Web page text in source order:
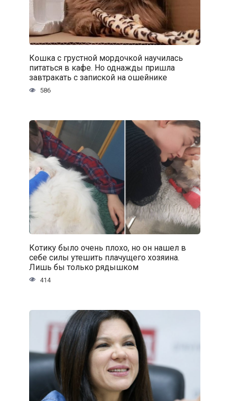
Кошка с грустной мордочкой научилась
питаться в кафе. Но однажды пришла
завтракать с запиской на ошейнике
586
Котику было очень плохо, но он нашел в
себе силы утешить плачущего хозяина.
Лишь бы только рядышком
414